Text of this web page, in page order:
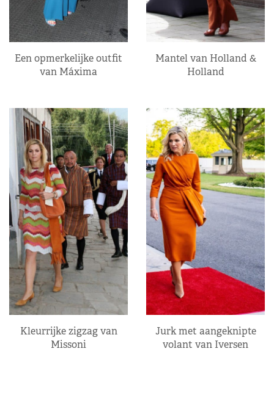
Een opmerkelijke outfit
van Máxima
Mantel van Holland &
Holland
Kleurrijke zigzag van
Missoni
Jurk met aangeknipte
volant van Iversen